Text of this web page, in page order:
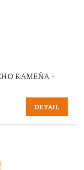
KAMEŇA -
DETAIL